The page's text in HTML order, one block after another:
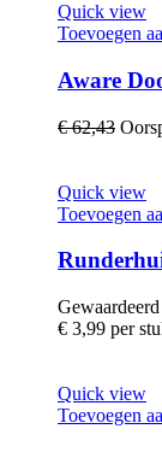
Quick view
Toevoegen
Aware
€62,43
Quick view
Toevoegen
Gewaardeerd
€ 3,99 per
Quick view
Toevoegen